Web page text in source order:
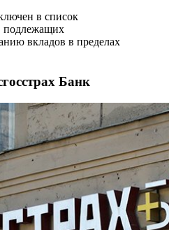
в список
подлежащих
вкладов в пределах
Банк